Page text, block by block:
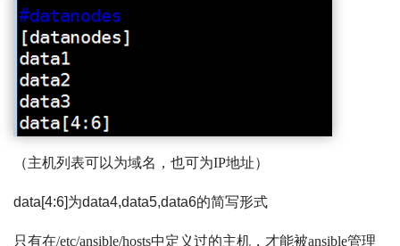
（主机列表可以为域名，也可为IP地址）
data[4:6]为data4,data5,data6的简写形式
只有在/etc/ansible/hosts中定义过的主机，才能被ansible管理